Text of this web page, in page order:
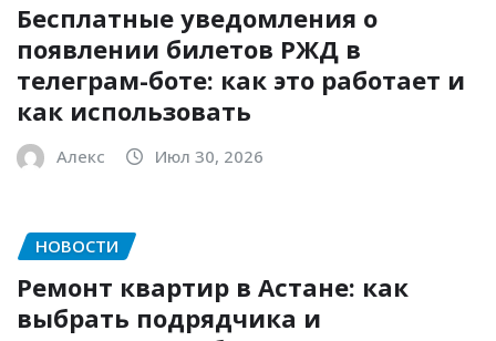
Бесплатные уведомления о
появлении билетов РЖД в
телеграм-боте: как это работает и
как использовать
Алекс Июл 30, 2026
НОВОСТИ
Ремонт квартир в Астане: как
выбрать подрядчика и